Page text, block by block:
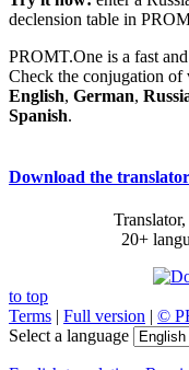
declension table in
PROMT.One is a fast
Check the conjugation of
English, German,
Spanish.
Download the translator
20+
to top
Terms | Full version | ©
Select a language